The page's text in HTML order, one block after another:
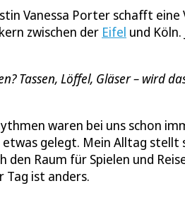
Vanessa Porter schafft eine
zwischen der Eifel und Köln.
Tassen, Löffel, Gläser – wird
waren bei uns schon
gelegt. Mein Alltag stellt
Raum für Spielen und
Tag ist anders.